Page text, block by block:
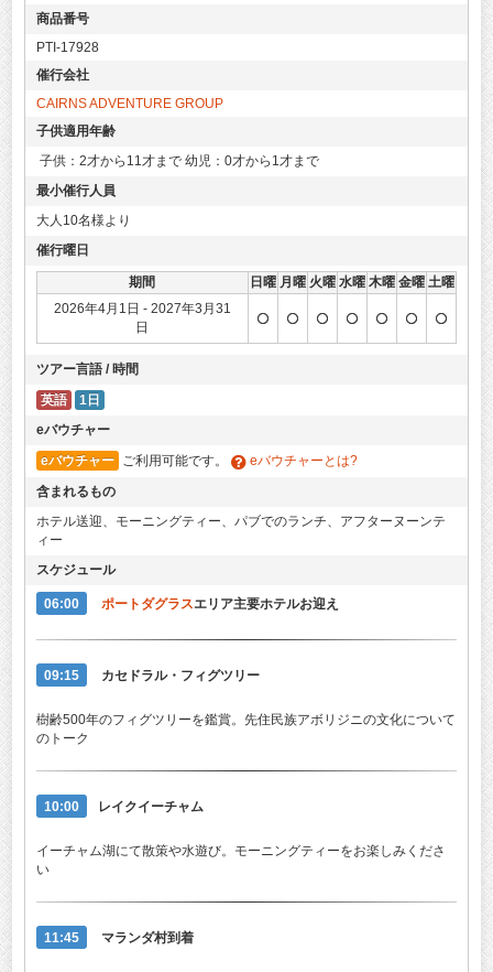
商品番号
PTI-17928
催行会社
CAIRNS ADVENTURE GROUP
子供適用年齢
子供：2才から11才まで 幼児：0才から1才まで
最小催行人員
大人10名様より
催行曜日
期間 日曜 月曜 火曜 水曜 木曜 金曜 土曜
2026年4月1日 - 2027年3月31
日
ツアー言語 / 時間
英語
1日
eバウチャー
eバウチャー ご利用可能です。
eバウチャーとは?
含まれるもの
ホテル送迎、モーニングティー、パブでのランチ、アフターヌーンテ
ィー
スケジュール
06:00 ポートダグラスエリア主要ホテルお迎え
09:15 カセドラル・フィグツリー
樹齢500年のフィグツリーを鑑賞。先住民族アボリジニの文化について
のトーク
10:00 レイクイーチャム
イーチャム湖にて散策や水遊び。モーニングティーをお楽しみくださ
い
11:45 マランダ村到着